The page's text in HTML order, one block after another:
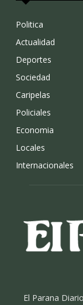
Politica
Actualidad
Deportes
Sociedad
Caripelas
Policiales
Economia
Locales
Internacionales
El Parana